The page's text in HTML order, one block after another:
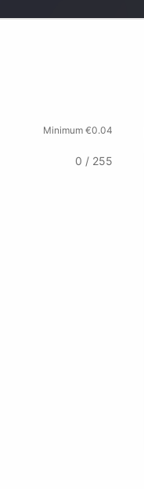
Minimum €0.04
0 / 255